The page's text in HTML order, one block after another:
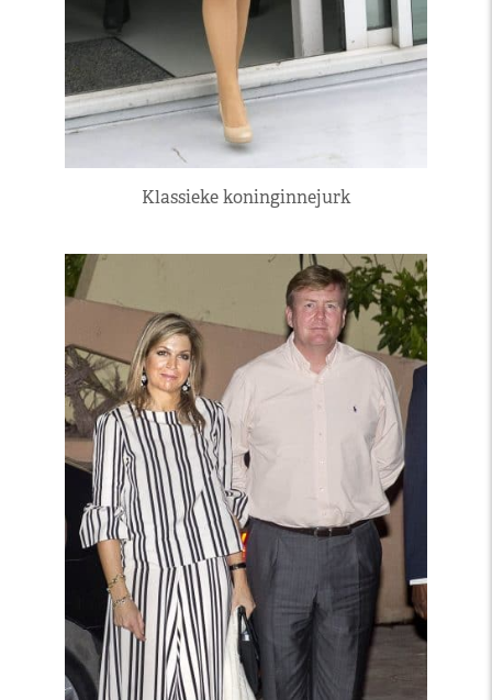
Klassieke koninginnejurk